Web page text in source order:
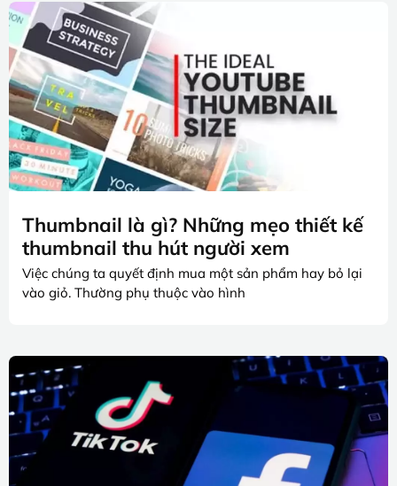
Thumbnail là gì? Những mẹo thiết kế
thumbnail thu hút người xem
Việc chúng ta quyết định mua một sản phẩm hay bỏ lại
vào giỏ. Thường phụ thuộc vào hình